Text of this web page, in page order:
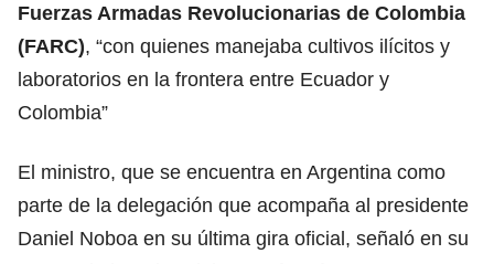
Fuerzas Armadas Revolucionarias de Colombia
(FARC), “con quienes manejaba cultivos ilícitos y
laboratorios en la frontera entre Ecuador y
Colombia”
El ministro, que se encuentra en Argentina como
parte de la delegación que acompaña al presidente
Daniel Noboa en su última gira oficial, señaló en su